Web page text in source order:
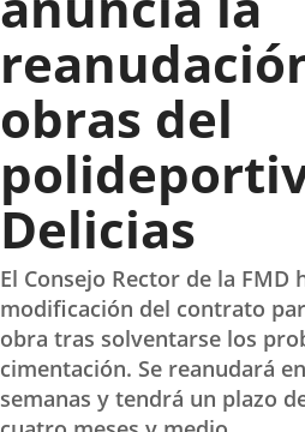
obras del
Delicias
El Consejo Rector de la FMD
modificación del contrato
obra tras solventarse los
cimentación. Se reanudará
semanas y tendrá un plazo